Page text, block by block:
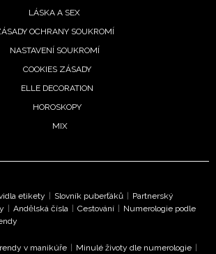
ODESLAT
souhlasíte sObchodními
LÁSKA A SEX
OCHRANY SOUKROMÍ
NASTAVENÍ SOUKROMÍ
COOKIES ZÁSADY
ELLE DECORATION
HOROSKOPY
MIX
etikety Slovník puberťáků
Partnerský
Andělská čísla Cestování
Numerologie podle
v manikúře Minulé životy dle numerologie